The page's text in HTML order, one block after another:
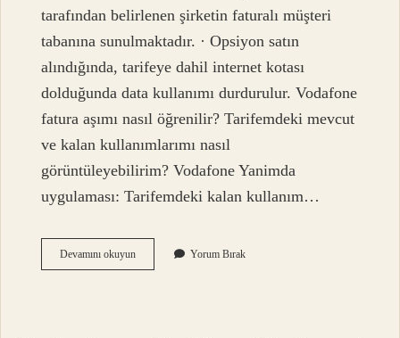
tarafından belirlenen şirketin faturalı müşteri
tabanına sunulmaktadır. · Opsiyon satın
alındığında, tarifeye dahil internet kotası
dolduğunda data kullanımı durdurulur. Vodafone
fatura aşımı nasıl öğrenilir? Tarifemdeki mevcut
ve kalan kullanımlarımı nasıl
görüntüleyebilirim? Vodafone Yanimda
uygulaması: Tarifemdeki kalan kullanım…
Devamını okuyunVodafone
Fatura
Yorum Bırak